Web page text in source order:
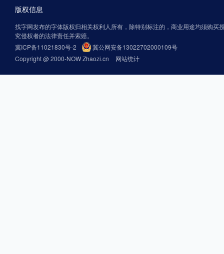
版权信息
找字网发布的字体版权归相关权利人所有，除特别标注的，商业用途均须购买
究侵权者的法律责任并索赔。
冀ICP备11021830号-2
冀公网安备13022702000109号
Copyright @ 2000-NOW Zhaozi.cn
网站统计